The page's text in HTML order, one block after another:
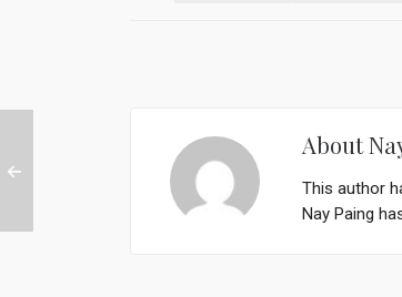
About
This author
Nay Paing